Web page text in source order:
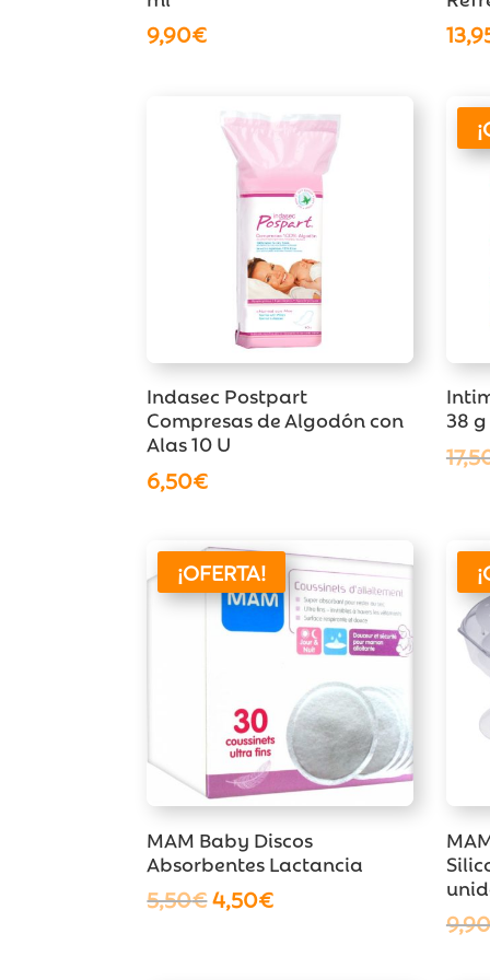
9,90€
Indasec Postpart
Compresas de Algodón con
Alas 10 U
6,50€
38 g
¡OFERTA!
MAM Baby Discos
Absorbentes Lactancia
5,50€El
4,50€El
9,90